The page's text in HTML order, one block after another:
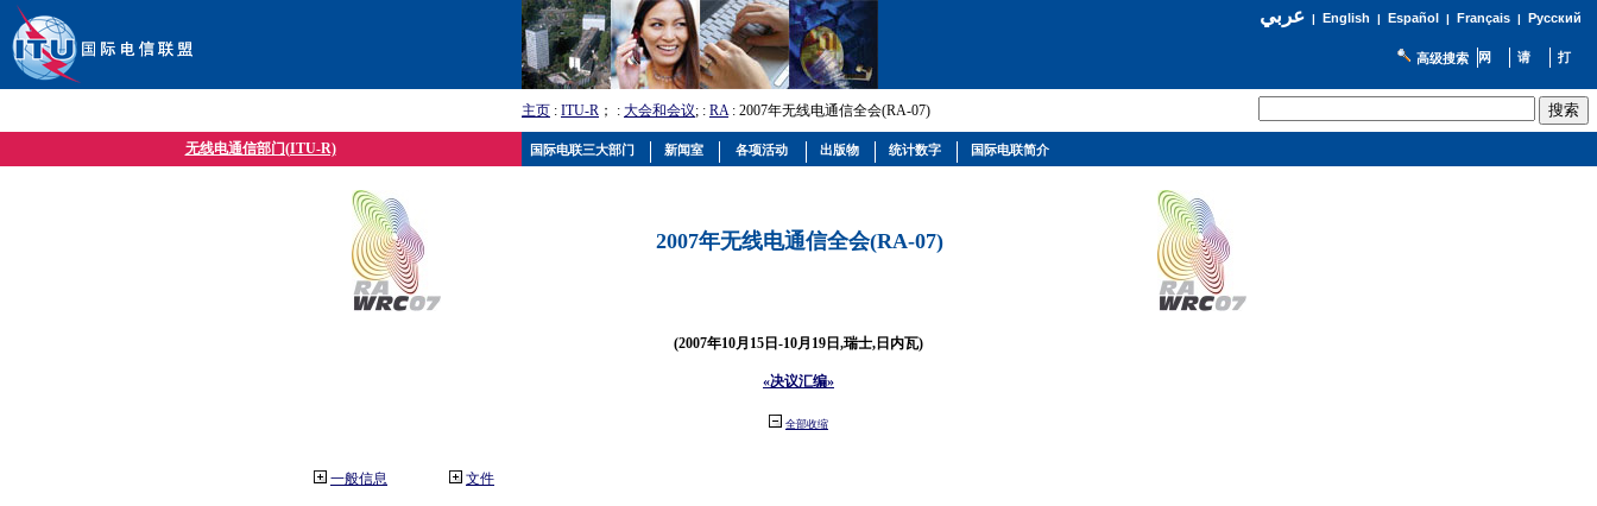
عربي| English | Español | Français| Русский
高级搜索
主页 : ITU-R ； : 大会和会议; : RA: 2007年无线电通信全会(RA-07)
无线电通信部门(ITU-R)
2007年无线电通信全会(RA-07)
(2007年10月15日-10月19日,瑞士,日内瓦)
«决议汇编»
全部收缩
一般信息 文件
国际电联三大部门 新闻室 各项活动 出版物 统计数字 国际电联简介